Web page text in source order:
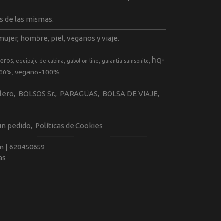
de las mismas.
hombre, piel, veganos y viaje.
equipaje-de-cabina gabol-on-line garantia-samsonite
hq-
vegano-100%
BOLSOS Sr. PARAGÜAS
BOLSA DE VIAJE
pedido Políticas de Cookies
| 628450659